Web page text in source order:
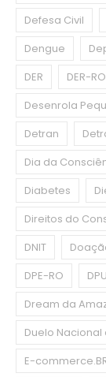
Defesa Civil
Dengue
DER
DER-RO
Desenrola
Detran
Dia da
Diabetes
Direitos do
DNIT
DPE-RO
DPU
Dream da
Duelo Nacional
E-